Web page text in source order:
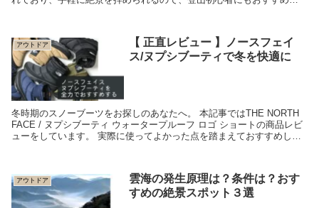
アウトドア
【 正直レビュー 】ノースフェイ
ス/ヌプシブーティで冬を快適に
冬時期のスノーブーツをお探しのあなたへ。 本記事ではTHE NORTH
FACE / ヌプシブーティ ウォータープルーフ ロゴ ショートの商品レビ
ューをしています。 実際に使ってよかった点を踏まえておすすめして
アウトドア
雲海の発生原理は？条件は？おす
すめの絶景スポット３選